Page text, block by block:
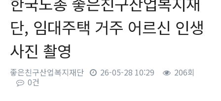
단, 임대주택 거주 어르신 인생
사진 촬영
좋은친구산업복지재단 26-05-28 10:29
206회
0건